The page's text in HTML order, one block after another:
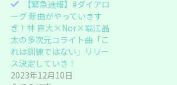
【緊急速報】#ダイアロ
ーグ 新曲がやっていきす
ぎ！林 直大×Nor×堀江晶
太の多次元コライト曲「こ
れは訓練ではない」リリー
ス決定していき！
2023年12月10日